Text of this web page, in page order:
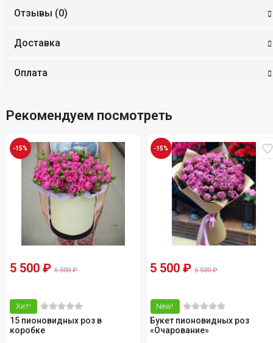
Отзывы (0)
Доставка
Оплата
Рекомендуем посмотреть
-15%
5 500 ₽ 6 500₽
Хит!
15 пионовидных роз в
коробке
-15%
5 500₽ 6 500₽
New!
Букет пионовидных роз
«Очарование»